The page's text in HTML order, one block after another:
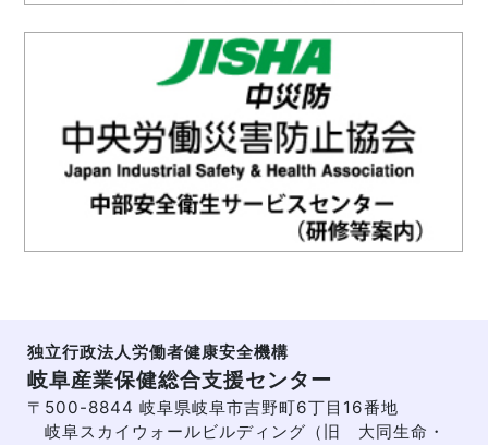
独立行政法人労働者健康安全機構
岐阜産業保健総合支援センター
〒500-8844 岐阜県岐阜市吉野町6丁目16番地
岐阜スカイウォールビルディング（旧 大同生命・